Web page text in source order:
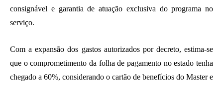
consignável e garantia de atuação exclusiva do programa no
serviço.
Com a expansão dos gastos autorizados por decreto, estima-se
que o comprometimento da folha de pagamento no estado tenha
chegado a 60%, considerando o cartão de benefícios do Master e